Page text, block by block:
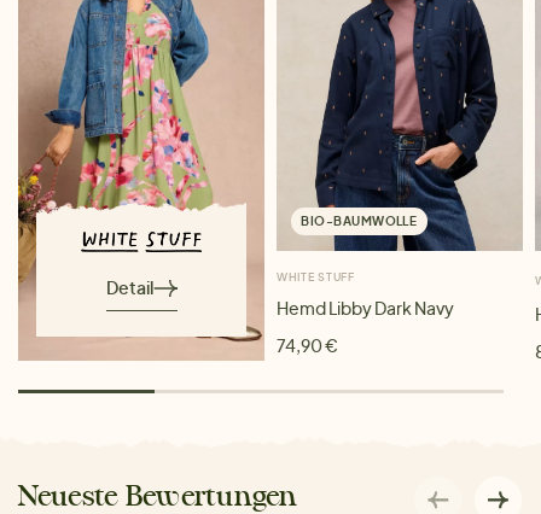
Detail
BIO-BAUMWOLLE
WHITE STUFF
Hemd Libby Dark Navy
74,90 €
Neueste Bewertungen